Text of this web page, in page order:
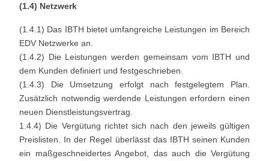
(1.4) Netzwerk
(1.4.1) Das IBTH bietet umfangreiche Leistungen im Bereich
EDV Netzwerke an.
(1.4.2) Die Leistungen werden gemeinsam vom IBTH und
dem Kunden definiert und festgeschrieben.
(1.4.3) Die Umsetzung erfolgt nach festgelegtem Plan.
Zusätzlich notwendig werdende Leistungen erfordern einen
neuen Dienstleistungsvertrag.
1.4.4) Die Vergütung richtet sich nach den jeweils gültigen
Preislisten. In der Regel überlässt das IBTH seinen Kunden
ein maßgeschneidertes Angebot, das auch die Vergütung